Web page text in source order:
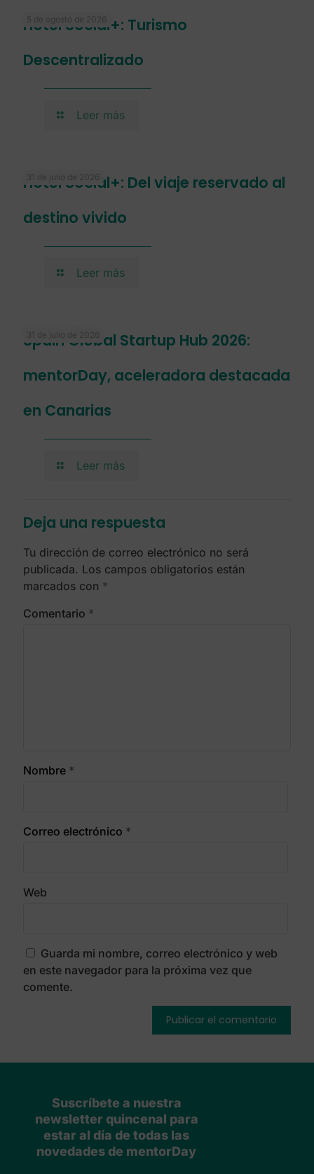
5 de agosto de 2026
Hotel Social+: Turismo
Descentralizado
Leer más
31 de julio de 2026
Hotel Social+: Del viaje reservado al
destino vivido
Leer más
31 de julio de 2026
Spain Global Startup Hub 2026:
mentorDay, aceleradora destacada
en Canarias
Leer más
Deja una respuesta
Tu dirección de correo electrónico no será
publicada. Los campos obligatorios están
marcados con *
Comentario *
Nombre *
Correo electrónico *
Web
Guarda mi nombre, correo electrónico y web
en este navegador para la próxima vez que
comente.
Suscríbete a nuestra
newsletter quincenal para
estar al día de todas las
novedades de mentorDay